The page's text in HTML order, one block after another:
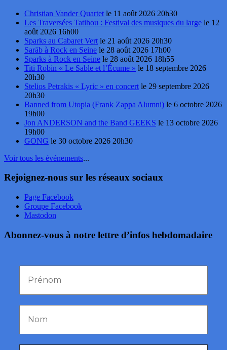
Christian Vander Quartet le 11 août 2026 20h30
Les Traversées Tatihou : Festival des musiques du large le 12
août 2026 16h00
Sparks au Cabaret Vert le 21 août 2026 20h30
Sarāb à Rock en Seine le 28 août 2026 17h00
Sparks à Rock en Seine le 28 août 2026 18h55
Titi Robin « Le Sable et l’Écume » le 18 septembre 2026
20h30
Stelios Petrakis « Lyric » en concert le 29 septembre 2026
20h30
Banned from Utopia (Frank Zappa Alumni) le 6 octobre 2026
19h00
Jon ANDERSON and the Band GEEKS le 13 octobre 2026
19h00
GONG le 30 octobre 2026 20h30
Voir tous les événements...
Rejoignez-nous sur les réseaux sociaux
Page Facebook
Groupe Facebook
Mastodon
Abonnez-vous à notre lettre d’infos hebdomadaire